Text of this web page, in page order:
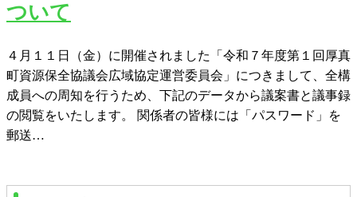
ついて
４月１１日（金）に開催されました「令和７年度第１回厚真
町資源保全協議会広域協定運営委員会」につきまして、全構
成員への周知を行うため、下記のデータから議案書と議事録
の閲覧をいたします。 関係者の皆様には「パスワード」を
郵送…